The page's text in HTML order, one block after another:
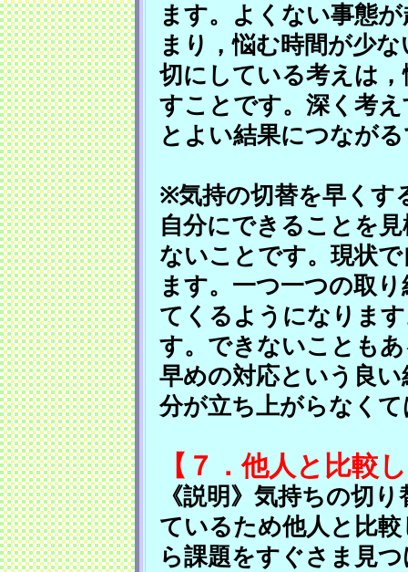
ます。よくない事態
まり，悩む時間が少
切にしている考えは
すことです。深く考
とよい結果につなが
※気持の切替を早くす
自分にできることを
ないことです。現状
ます。一つ一つの取
てくるようになりま
す。できないことも
早めの対応という良
分が立ち上がらなく
【７．他人と比較
《説明》気持ちの切
ているため他人と比
ら課題をすぐさま見